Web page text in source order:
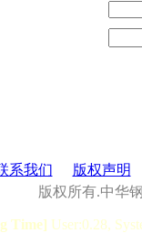
系我们
版权声明
版权所有.中华
Time] User:0.28,